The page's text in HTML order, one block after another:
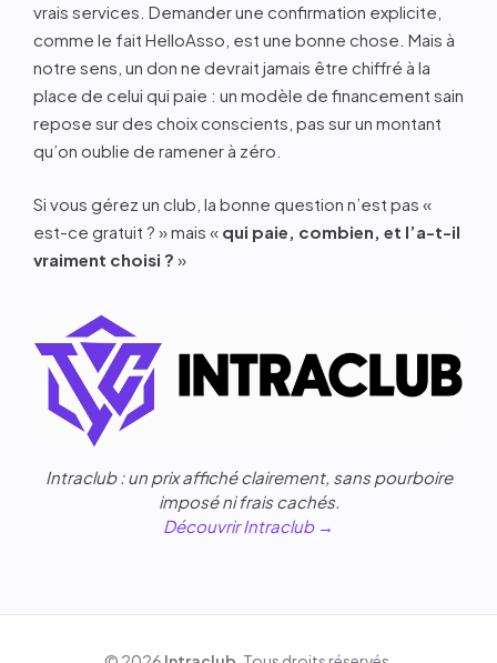
vrais services. Demander une confirmation explicite,
comme le fait HelloAsso, est une bonne chose. Mais à
notre sens, un don ne devrait jamais être chiffré à la
place de celui qui paie : un modèle de financement sain
repose sur des choix conscients, pas sur un montant
qu’on oublie de ramener à zéro.
Si vous gérez un club, la bonne question n’est pas «
est-ce gratuit ? » mais « qui paie, combien, et l’a-t-il
vraiment choisi ? »
Intraclub : un prix affiché clairement, sans pourboire
imposé ni frais cachés.
Découvrir Intraclub →